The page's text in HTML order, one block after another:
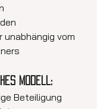
unabhängig vom
Modell:
Beteiligung